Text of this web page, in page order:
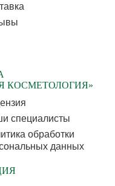
КОСМЕТОЛОГИЯ»
специалисты
обработки
данных